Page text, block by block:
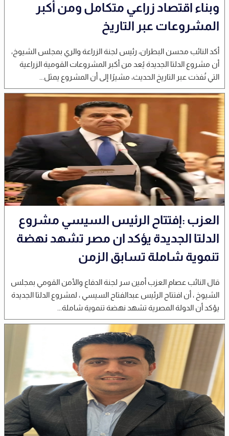
وبناء اقتصاد زراعي متكامل ومن أكبر
المشروعات عبر التاريخ
أكد النائب محسن البطران، رئيس لجنة الزراعة والري بمجلس الشيوخ،
أن مشروع الدلتا الجديدة يُعد من أكبر المشروعات القومية الزراعية
التي نُفذت عبر التاريخ الحديث، مشيرًا إلى أن المشروع يمثل...
العزب :إفتتاح الرئيس السيسي مشروع
الدلتا الجديدة يؤكد ان مصر تشهد نهضة
تنموية شاملة تسابق الزمن
قال النائب عصام العزب أمين سر لجنة الدفاع والأمن القومي بمجلس
الشيوخ ، أن افتتاح الرئيس عبدالفتاح السيسي ، لمشروع الدلتا الجديدة
يؤكد أن الدولة المصرية تشهد نهضة تنموية شاملة...